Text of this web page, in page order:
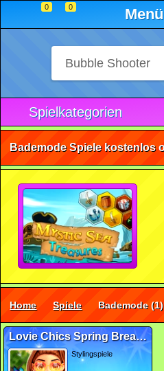
0 0 Menü
Spielkategorien
Home Spiele Bademode(1)
Lovie Chics Spring Break Fashion
Stylingspiele